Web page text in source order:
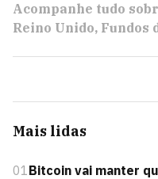
Acompanhe tudo
Reino Unido Fundos
Mais lidas
01Bitcoin vai manter